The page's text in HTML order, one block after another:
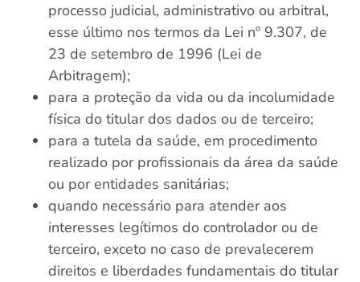
processo judicial, administrativo ou arbitral,
esse último nos termos da Lei nº 9.307, de
23 de setembro de 1996 (Lei de
Arbitragem);
para a proteção da vida ou da incolumidade
física do titular dos dados ou de terceiro;
para a tutela da saúde, em procedimento
realizado por profissionais da área da saúde
ou por entidades sanitárias;
quando necessário para atender aos
interesses legítimos do controlador ou de
terceiro, exceto no caso de prevalecerem
direitos e liberdades fundamentais do titular